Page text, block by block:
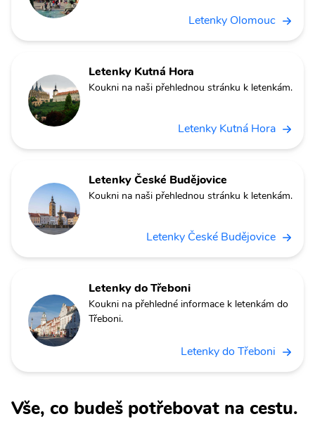
Letenky Olomouc
Letenky Kutná Hora
Koukni na naši přehlednou stránku k letenkám.
Letenky Kutná Hora
Letenky České Budějovice
Koukni na naši přehlednou stránku k letenkám.
Letenky České Budějovice
Letenky do Třeboni
Koukni na přehledné informace k letenkám do
Třeboni.
Letenky do Třeboni
Vše, co budeš potřebovat na cestu.